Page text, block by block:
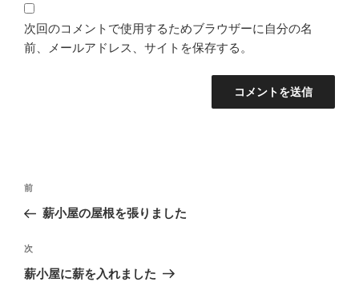
次回のコメントで使用するためブラウザーに自分の名
前、メールアドレス、サイトを保存する。
投
ナ
ビ
ゲ
過
去
投
稿
前
薪小屋の屋根を張りました
次
の
次
薪小屋に薪を入れました